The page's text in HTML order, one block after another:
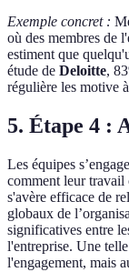
Exemple concret :
où des membres de
estiment que
étude de Deloitte,
régulière les motive
5. Étape 4 :
Les équipes
comment leur travail
s'avère efficace de
globaux de
significatives entre
l'entreprise. Une
l'engagement, mais